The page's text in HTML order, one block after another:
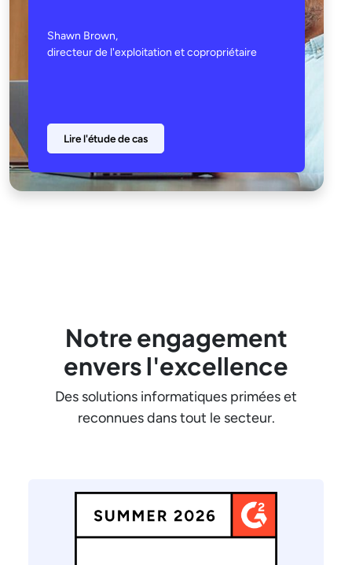
Shawn Brown,
directeur de l'exploitation et copropriétaire
Lire l'étude de cas
Notre engagement
envers l'excellence
Des solutions informatiques primées et
reconnues dans tout le secteur.